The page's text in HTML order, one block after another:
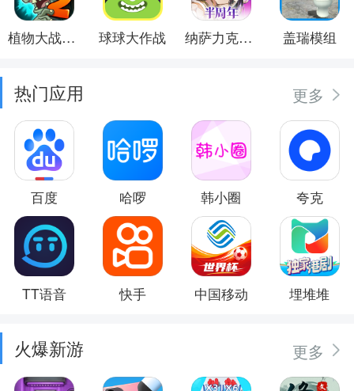
植物大战僵尸2 球球大作战 纳萨力克之王 盖瑞模组
热门应用 更多
百度 哈啰 韩小圈 夸克
TT语音 快手 中国移动 埋堆堆
火爆新游 更多